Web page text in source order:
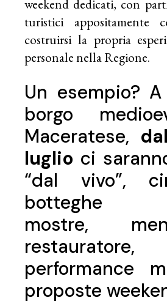
weekend dedicati, con
turistici appositamente
costruirsi la propria
personale nella Regione.
Un esempio? A
borgo
Maceratese,
luglio ci
“dal vivo”,
botteghe
mostre,
restauratore,
performance
proposte